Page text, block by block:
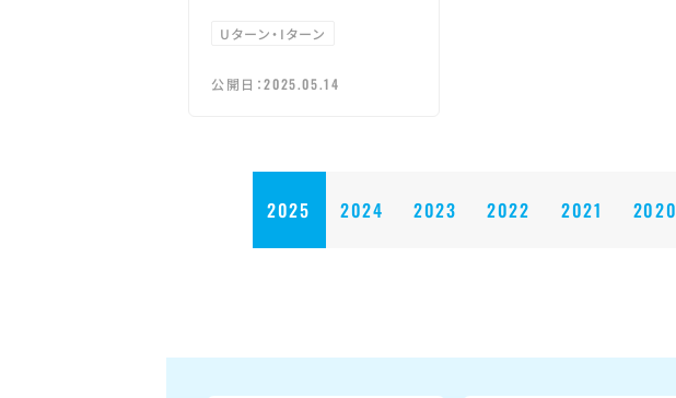
Uターン・Iターン
公開日：2025.05.14
2025 2024 2023 2022 2021 2020